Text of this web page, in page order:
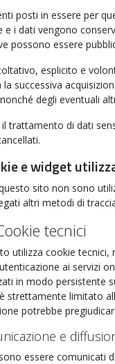
posti in essere per
e i dati vengono
possono essere
esplicito e
successiva
degli eventuali
il trattamento di dati
e widget
sito non sono
altri metodi di
tecnici
utilizza cookie
ai servizi
in modo persistente
strettamente limitato
potrebbe
e
essere comunicati